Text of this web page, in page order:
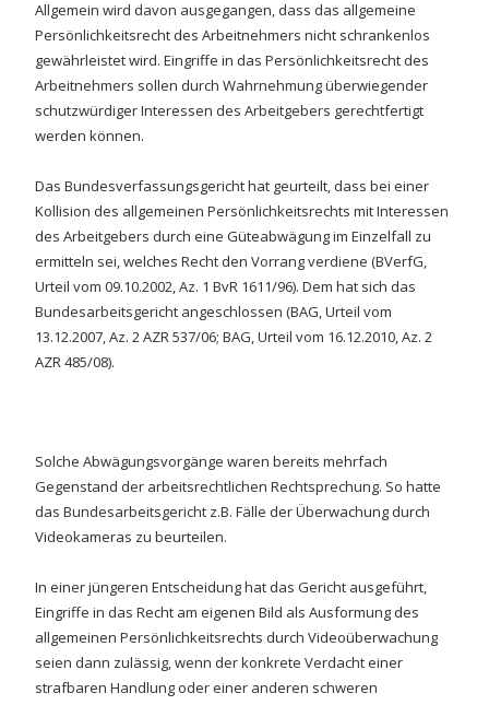
Allgemein wird davon ausgegangen, dass das allgemeine
Persönlichkeitsrecht des Arbeitnehmers nicht schrankenlos
gewährleistet wird. Eingriffe in das Persönlichkeitsrecht des
Arbeitnehmers sollen durch Wahrnehmung überwiegender
schutzwürdiger Interessen des Arbeitgebers gerechtfertigt
werden können.
Das Bundesverfassungsgericht hat geurteilt, dass bei einer
Kollision des allgemeinen Persönlichkeitsrechts mit Interessen
des Arbeitgebers durch eine Güteabwägung im Einzelfall zu
ermitteln sei, welches Recht den Vorrang verdiene (BVerfG,
Urteil vom 09.10.2002, Az. 1 BvR 1611/96). Dem hat sich das
Bundesarbeitsgericht angeschlossen (BAG, Urteil vom
13.12.2007, Az. 2 AZR 537/06; BAG, Urteil vom 16.12.2010, Az. 2
AZR 485/08).
Solche Abwägungsvorgänge waren bereits mehrfach
Gegenstand der arbeitsrechtlichen Rechtsprechung. So hatte
das Bundesarbeitsgericht z.B. Fälle der Überwachung durch
Videokameras zu beurteilen.
In einer jüngeren Entscheidung hat das Gericht ausgeführt,
Eingriffe in das Recht am eigenen Bild als Ausformung des
allgemeinen Persönlichkeitsrechts durch Videoüberwachung
seien dann zulässig, wenn der konkrete Verdacht einer
strafbaren Handlung oder einer anderen schweren